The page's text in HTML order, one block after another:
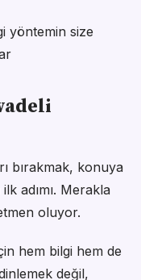
yöntemin size
bırakmak, konuya
adımı. Merakla
oluyor.
hem bilgi hem de
değil,